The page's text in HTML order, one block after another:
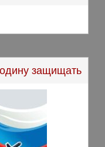
защищать